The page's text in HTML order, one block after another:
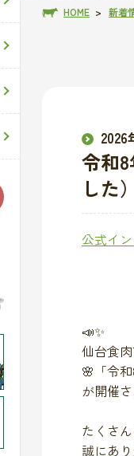
HOME 新着
2026
令和
した）
公式イ
📣✨
仙台食
🌸「令
が開催
たくさ
誠にあ